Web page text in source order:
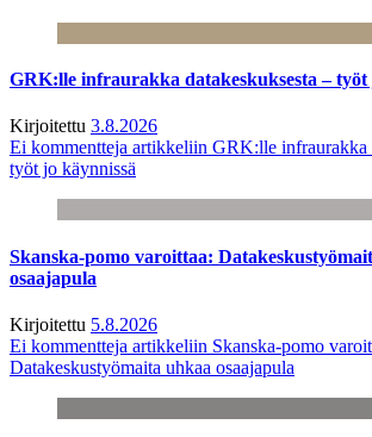
GRK:lle infraurakka datakeskuksesta – työt
Kirjoitettu 3.8.2026
Ei kommentteja artikkeliin GRK:lle infraurakka
työt jo käynnissä
Skanska-pomo varoittaa:
osaajapula
Kirjoitettu 5.8.2026
Ei kommentteja artikkeliin Skanska-pomo
Datakeskustyömaita uhkaa osaajapula